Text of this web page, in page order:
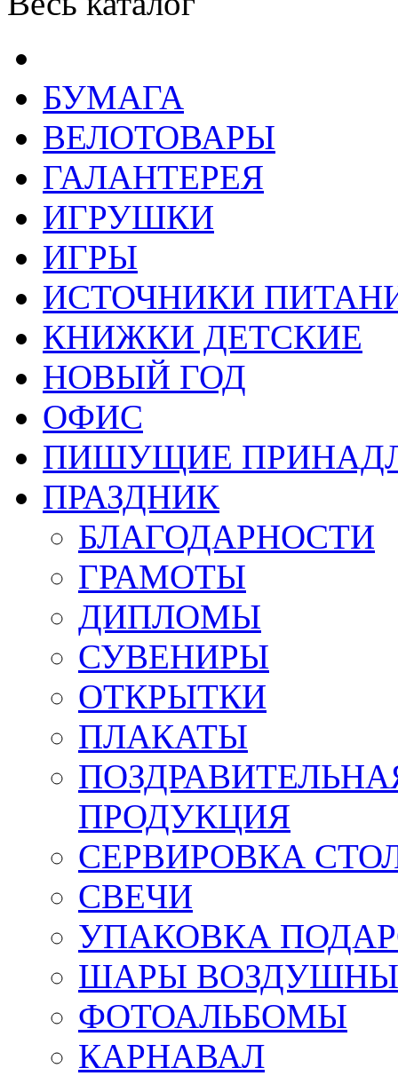
БУМАГА
ВЕЛОТОВАРЫ
ГАЛАНТЕРЕЯ
ИГРУШКИ
ИГРЫ
ИСТОЧНИКИ
КНИЖКИ ДЕТСКИЕ
НОВЫЙ ГОД
ОФИС
ПИШУЩИЕ
ПРАЗДНИК
БЛАГОДАРНОСТИ
ГРАМОТЫ
ДИПЛОМЫ
СУВЕНИРЫ
ОТКРЫТКИ
ПЛАКАТЫ
ПРОДУКЦИЯ
СЕРВИРОВКА
СВЕЧИ
УПАКОВКА
ШАРЫ
ФОТОАЛЬБОМЫ
КАРНАВАЛ